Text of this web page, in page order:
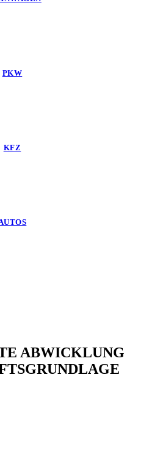
PKW
KFZ
ABWICKLUNG